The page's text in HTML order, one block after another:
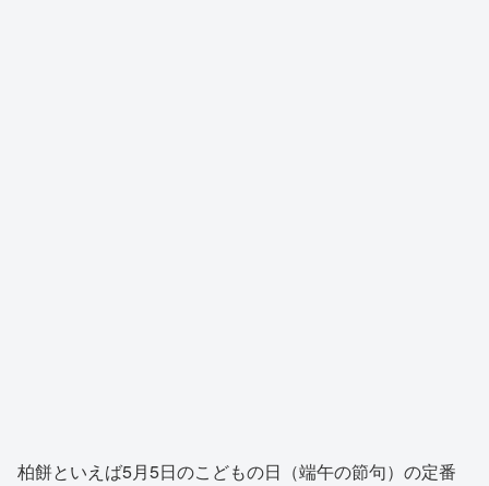
柏餅といえば5月5日のこどもの日（端午の節句）の定番